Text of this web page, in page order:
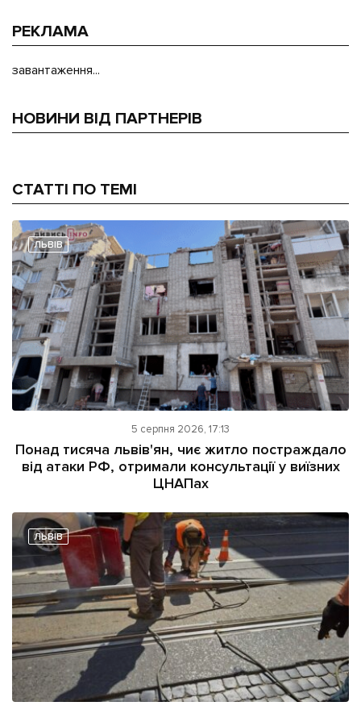
РЕКЛАМА
завантаження...
НОВИНИ ВІД ПАРТНЕРІВ
СТАТТІ ПО ТЕМІ
ЛЬВІВ
5 серпня 2026, 17:13
Понад тисяча львів'ян, чиє житло постраждало
від атаки РФ, отримали консультації у виїзних
ЦНАПах
ЛЬВІВ